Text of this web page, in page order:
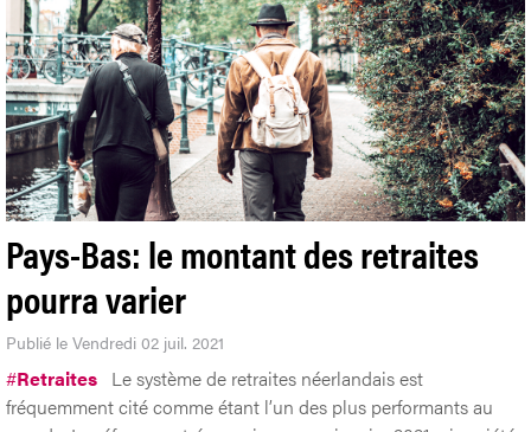
Pays-Bas: le montant des retraites
pourra varier
Publié le Vendredi 02 juil. 2021
#Retraites Le système de retraites néerlandais est
fréquemment cité comme étant l’un des plus performants au